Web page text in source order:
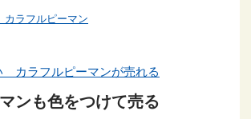
ラフルピーマン
カラフルピーマンが売れる
ンも色をつけて売る